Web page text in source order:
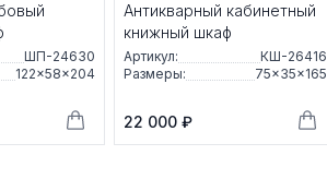
ШП-24630
122×58×204
Антикварный кабинетный
книжный шкаф
Артикул:
КШ-26416
Размеры:
75×35×165
22 000 ₽